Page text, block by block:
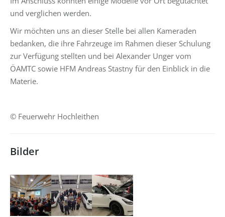
und verglichen werden.
Wir möchten uns an dieser Stelle bei allen Kameraden
bedanken, die ihre Fahrzeuge im Rahmen dieser Schulung
zur Verfügung stellten und bei Alexander Unger vom
ÖAMTC sowie HFM Andreas Stastny für den Einblick in die
Materie.
© Feuerwehr Hochleithen
Bilder